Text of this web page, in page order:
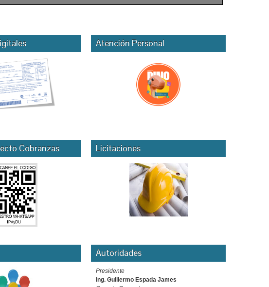
Atención Personal
Cobranzas Licitaciones
Autoridades
Presidente
Ing. Guillermo Espada James